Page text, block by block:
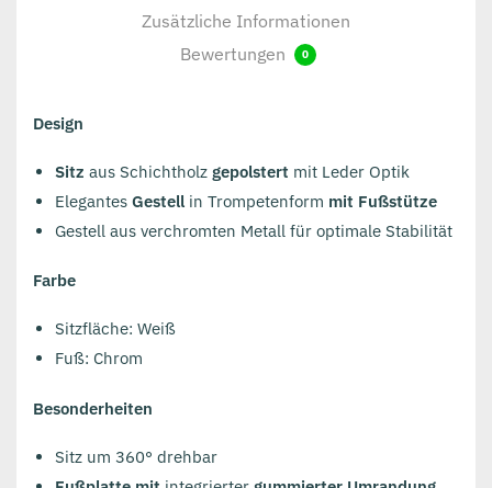
Zusätzliche Informationen
Bewertungen
0
Design
Sitz aus Schichtholz gepolstert mit Leder Optik
Elegantes Gestell in Trompetenform mit Fußstütze
Gestell aus verchromten Metall für optimale Stabilität
Farbe
Sitzfläche: Weiß
Fuß: Chrom
Besonderheiten
Sitz um 360° drehbar